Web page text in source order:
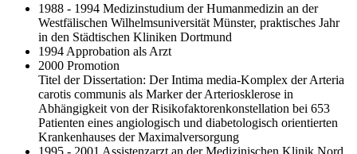
1988 - 1994 Medizinstudium der Humanmedizin an der
Westfälischen Wilhelmsuniversität Münster, praktisches Jahr
in den Städtischen Kliniken Dortmund
1994 Approbation als Arzt
2000 Promotion
Titel der Dissertation: Der Intima media-Komplex der Arteria
carotis communis als Marker der Arteriosklerose in
Abhängigkeit von der Risikofaktorenkonstellation bei 653
Patienten eines angiologisch und diabetologisch orientierten
Krankenhauses der Maximalversorgung
1995 - 2001 Assistenzarzt an der Medizinischen Klinik Nord